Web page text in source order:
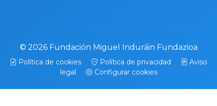
© 2026 Fundación Miguel Induráin Fundazioa
Política de cookies Política de privacidad
Aviso
legal
Configurar cookies